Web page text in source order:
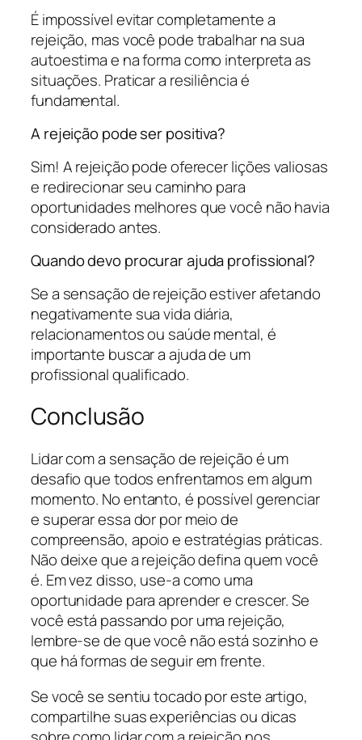
É impossível evitar completamente a
rejeição, mas você pode trabalhar na sua
autoestima e na forma como interpreta as
situações. Praticar a resiliência é
fundamental.
A rejeição pode ser positiva?
Sim! A rejeição pode oferecer lições valiosas
e redirecionar seu caminho para
oportunidades melhores que você não havia
considerado antes.
Quando devo procurar ajuda profissional?
Se a sensação de rejeição estiver afetando
negativamente sua vida diária,
relacionamentos ou saúde mental, é
importante buscar a ajuda de um
profissional qualificado.
Conclusão
Lidar com a sensação de rejeição é um
desafio que todos enfrentamos em algum
momento. No entanto, é possível gerenciar
e superar essa dor por meio de
compreensão, apoio e estratégias práticas.
Não deixe que a rejeição defina quem você
é. Em vez disso, use-a como uma
oportunidade para aprender e crescer. Se
você está passando por uma rejeição,
lembre-se de que você não está sozinho e
que há formas de seguir em frente.
Se você se sentiu tocado por este artigo,
compartilhe suas experiências ou dicas